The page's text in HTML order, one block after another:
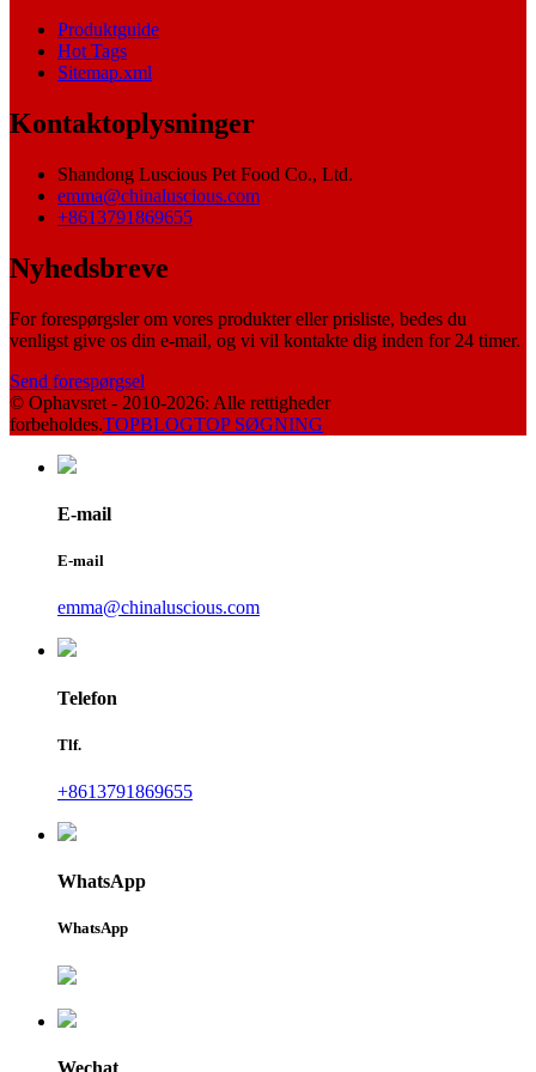
Produktguide
Hot Tags
Sitemap.xml
Kontaktoplysninger
Shandong Luscious Pet Food Co., Ltd.
emma@chinaluscious.com
+8613791869655
Nyhedsbreve
For forespørgsler om vores produkter eller prisliste, bedes du
venligst give os din e-mail, og vi vil kontakte dig inden for 24 timer.
Send forespørgsel
© Ophavsret - 2010-2026: Alle rettigheder
forbeholdes.TOPBLOGTOP SØGNING
E-mail
E-mail
emma@chinaluscious.com
Telefon
Tlf.
+8613791869655
WhatsApp
WhatsApp
Wechat